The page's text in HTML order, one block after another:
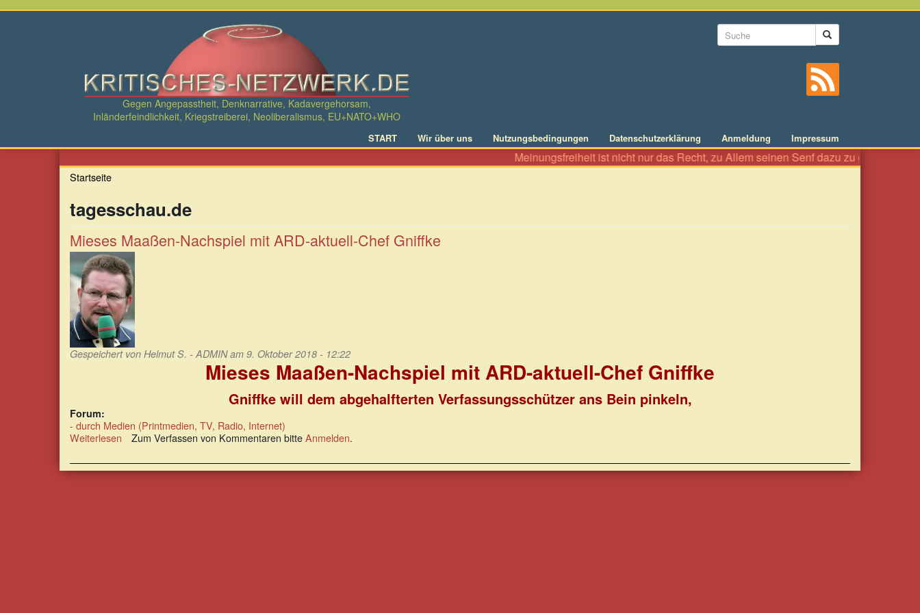
Direkt
Gegen Angepasstheit, Denknarrative, Kadavergehorsam,
Inländerfeindlichkeit, Kriegstreiberei, Neoliberalismus, EU+NATO+WHO
Suchformular
START Wir über uns Nutzungsbedingungen Datenschutzerklärung Anmeldung Impressum
Meinungsfreiheit ist nicht nur das Recht, zu Allem seinen Senf dazu zu geben wie
Startseite
tagesschau.de
Mieses Maaßen-Nachspiel mit ARD-aktuell-Chef Gniffke
Gespeichert von Helmut S. - ADMINam 9. Oktober 2018 - 12:22
Mieses Maaßen-Nachspiel mit ARD-aktuell-Chef Gniffke
Gniffke will dem abgehalfterten Verfassungsschützer ans Bein pinkeln,
Forum:
- durch Medien (Printmedien, TV, Radio, Internet)
Weiterlesen über
Maaßen-
Nachspiel
Zum Verfassen von Kommentaren bitteAnmelden.